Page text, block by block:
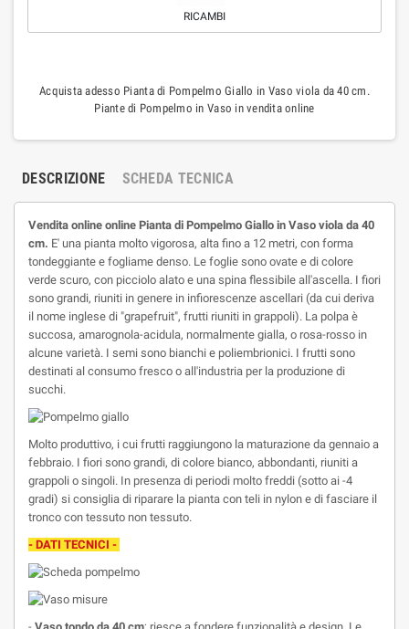
RICAMBI
Acquista adesso Pianta di Pompelmo Giallo in Vaso viola da 40 cm.
Piante di Pompelmo in Vaso in vendita online
DESCRIZIONE SCHEDA TECNICA
Vendita online online Pianta di Pompelmo Giallo in Vaso viola da 40
cm. E' una pianta molto vigorosa, alta fino a 12 metri, con forma
tondeggiante e fogliame denso. Le foglie sono ovate e di colore
verde scuro, con picciolo alato e una spina flessibile all'ascella. I fiori
sono grandi, riuniti in genere in infiorescenze ascellari (da cui deriva
il nome inglese di "grapefruit", frutti riuniti in grappoli). La polpa è
succosa, amarognola-acidula, normalmente gialla, o rosa-rosso in
alcune varietà. I semi sono bianchi e poliembrionici. I frutti sono
destinati al consumo fresco o all'industria per la produzione di
succhi.
Molto produttivo, i cui frutti raggiungono la maturazione da gennaio a
febbraio. I fiori sono grandi, di colore bianco, abbondanti, riuniti a
grappoli o singoli. In presenza di periodi molto freddi (sotto ai -4
gradi) si consiglia di riparare la pianta con teli in nylon e di fasciare il
tronco con tessuto non tessuto.
- DATI TECNICI -